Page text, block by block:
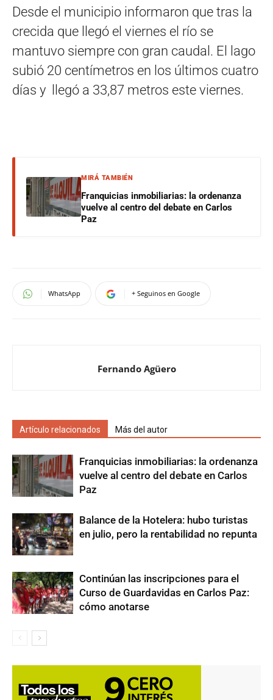
Desde el municipio informaron que tras la
crecida que llegó el viernes el río se
mantuvo siempre con gran caudal. El lago
subió 20 centímetros en los últimos cuatro
días y llegó a 33,87 metros este viernes.
MIRÁ TAMBIÉN
Franquicias inmobiliarias: la ordenanza
vuelve al centro del debate en Carlos
Paz
WhatsApp + Seguinos en Google
Fernando Agüero
Artículo relacionados Más del autor
Franquicias inmobiliarias: la ordenanza
vuelve al centro del debate en Carlos
Paz
Balance de la Hotelera: hubo turistas
en julio, pero la rentabilidad no repunta
Continúan las inscripciones para el
Curso de Guardavidas en Carlos Paz:
cómo anotarse